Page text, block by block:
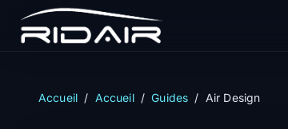
Accueil / Accueil / Guides / Air Design